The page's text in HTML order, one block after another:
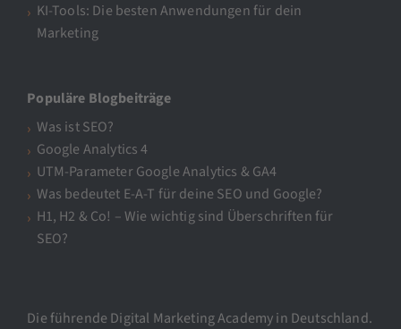
KI-Tools: Die besten Anwendungen für dein
Marketing
Populäre Blogbeiträge
Was ist SEO?
Google Analytics 4
UTM-Parameter Google Analytics & GA4
Was bedeutet E-A-T für deine SEO und Google?
H1, H2 & Co! – Wie wichtig sind Überschriften für
SEO?
Die führende Digital Marketing Academy in Deutschland.